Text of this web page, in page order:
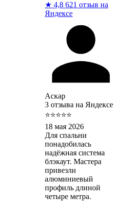
★ 4,8 621 отзыв на
Яндексе
Аскар
3 отзыва на Яндексе
⭐⭐⭐⭐⭐
18 мая 2026
Для спальни
понадобилась
надёжная система
блэкаут. Мастера
привезли
алюминиевый
профиль длиной
четыре метра.